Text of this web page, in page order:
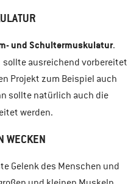
und Schultermuskulatur.
ausreichend vorbereitet
Projekt zum Beispiel auch
sollte natürlich auch die
werden.
WECKEN
Gelenk des Menschen und